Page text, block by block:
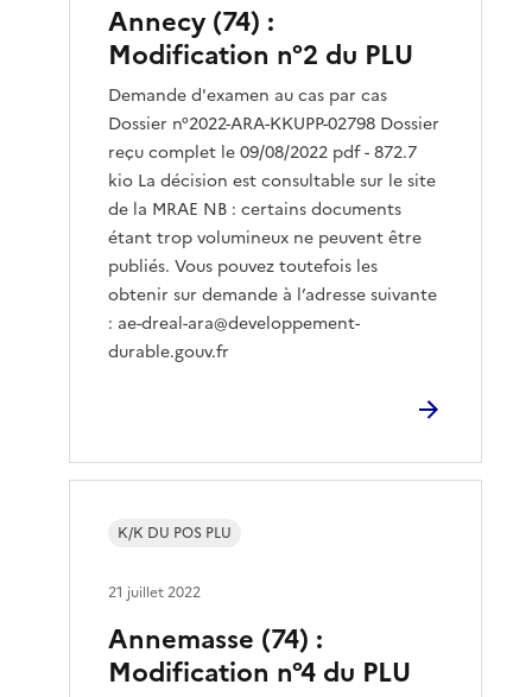
Annecy (74) :
Modification n°2 du PLU
Demande d'examen au cas par cas
Dossier n°2022-ARA-KKUPP-02798 Dossier
reçu complet le 09/08/2022 pdf - 872.7
kio La décision est consultable sur le site
de la MRAE NB : certains documents
étant trop volumineux ne peuvent être
publiés. Vous pouvez toutefois les
obtenir sur demande à l’adresse suivante
: ae-dreal-ara@developpement-
durable.gouv.fr
Annemasse (74) :
Modification n°4 du PLU
K/K DU POS PLU
21 juillet 2022